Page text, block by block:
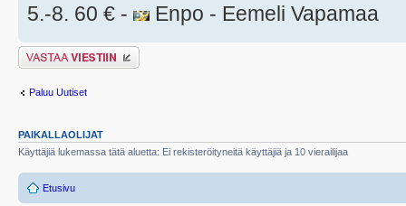
5.-8. 60 € -
Enpo - Eemeli Vapamaa
Lähetä vastaus
Paluu Uutiset
PAIKALLAOLIJAT
Käyttäjiä lukemassa tätä aluetta: Ei rekisteröityneitä käyttäjiä ja 10 vierailijaa
Etusivu